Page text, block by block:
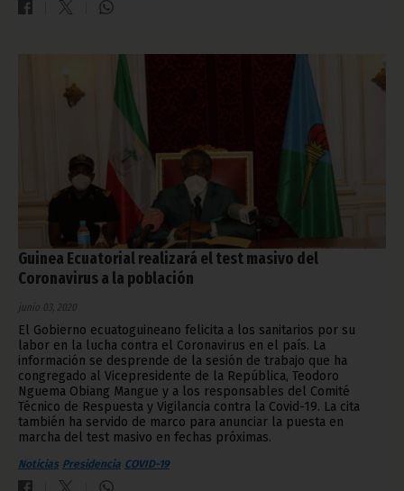
Guinea Ecuatorial realizará el test masivo del
Coronavirus a la población
junio 03, 2020
El Gobierno ecuatoguineano felicita a los sanitarios por su
labor en la lucha contra el Coronavirus en el país. La
información se desprende de la sesión de trabajo que ha
congregado al Vicepresidente de la República, Teodoro
Nguema Obiang Mangue y a los responsables del Comité
Técnico de Respuesta y Vigilancia contra la Covid-19. La cita
también ha servido de marco para anunciar la puesta en
marcha del test masivo en fechas próximas.
Noticias Presidencia COVID-19